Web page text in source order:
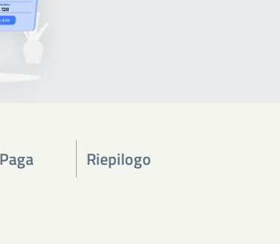
Paga Riepilogo